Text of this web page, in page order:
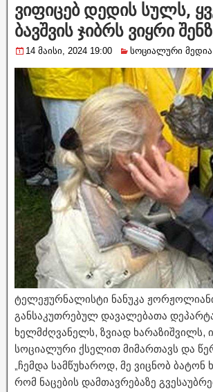
ვიფიცებ დედის სულს,
ბავშვის ჯიბრს ვიყრი
14 მაისი, 2024 19:00 სოციალური მედია
ტელეჟურნალისტი ნანუკა
განსაკუთრებულ დავალებათა
ხელმძღვანელს, ზვიად ხარაზიშვილს,
სოციალური ქსელით მიმართავს და
„ჩემდა სამწუხაროდ, მე ვიცნობ ბატონ
რომ ნაცების დამთავრებაზე